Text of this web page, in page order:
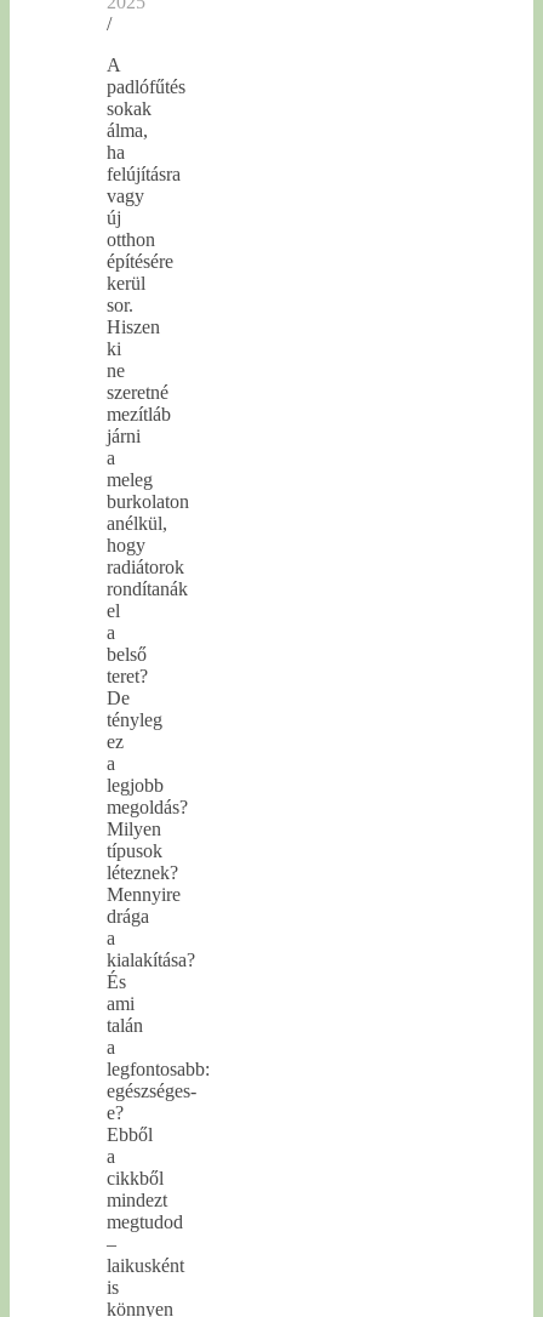
/
A
padlófűtés
sokak
álma,
ha
felújításra
vagy
új
otthon
építésére
kerül
sor.
Hiszen
ki
ne
szeretné
mezítláb
járni
a
meleg
burkolaton
anélkül,
hogy
radiátorok
rondítanák
el
a
belső
teret?
De
tényleg
ez
a
legjobb
megoldás?
Milyen
típusok
léteznek?
Mennyire
drága
a
kialakítása?
És
ami
talán
a
legfontosabb:
egészséges-
e?
Ebből
a
cikkből
mindezt
megtudod
–
laikusként
is
könnyen